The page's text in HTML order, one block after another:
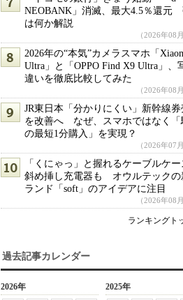
NEOBANK」消滅、最大4.5％還元
は何か解説
（2026年08
2026年の“本気”カメラスマホ「
Ultra」と「OPPO Find X9 Ultra」、
違いを徹底比較してみた
（2026年08
JR東日本「分かりにくい」新幹線
を改善へ なぜ、スマホではなく「
の最短1分購入」を実現？
（2026年07
「くにゃっ」と握れるケーブルケ
斜め挿し充電器も オウルテックの
ランド「soft」のアイデアに注目
（2026年08
ランキングト
過去記事カレンダー
2026年 2025年